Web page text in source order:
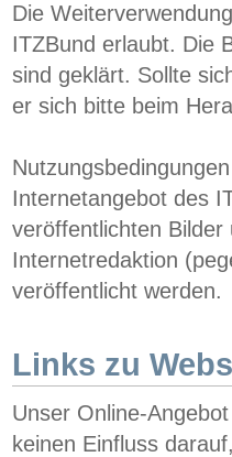
Die
ITZBund erlaubt. Die
sind geklärt. Sollte
er sich bitte beim
Internetangebot des
veröffentlichten
Internetredaktion
veröffentlicht werden.
Links zu
Unser Online-
keinen Einfluss